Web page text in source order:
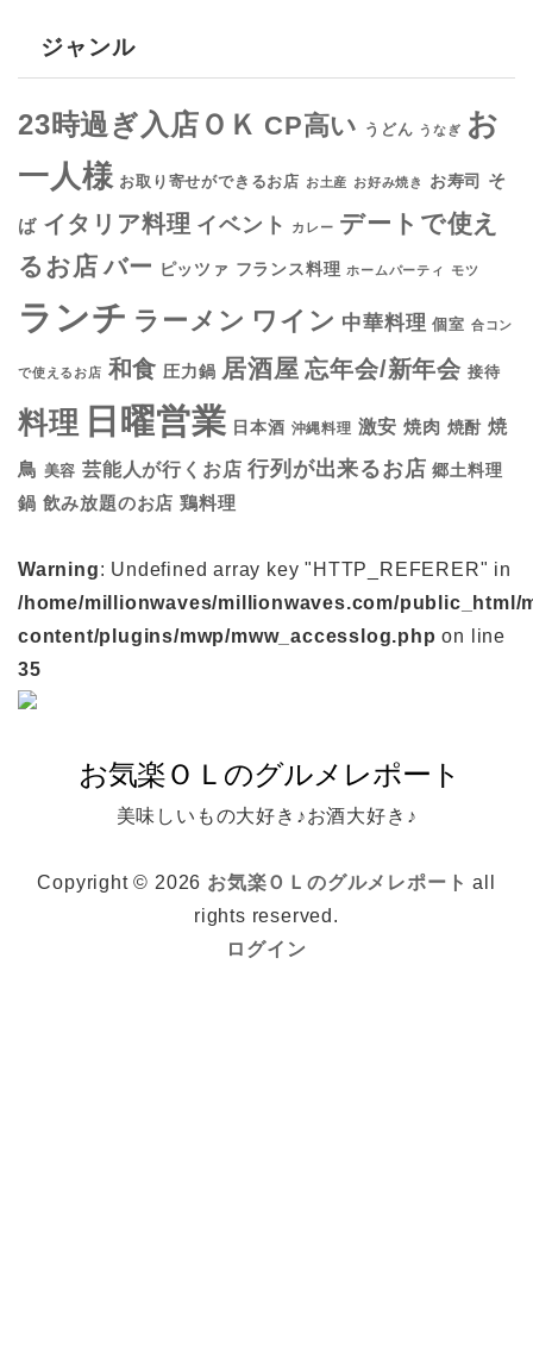
ジャンル
23時過ぎ入店ＯＫ CP高い うどん うなぎ お
一人様 お取り寄せができるお店 お土産 お好み焼き お寿司 そ
ば イタリア料理 イベント カレー デートで使え
るお店 バー ピッツァ フランス料理 ホームパーティ モツ
ランチ ラーメン ワイン 中華料理 個室 合コン
で使えるお店 和食 圧力鍋 居酒屋 忘年会/新年会 接待
料理 日曜営業 日本酒 沖縄料理 激安 焼肉 焼酎 焼
鳥 美容 芸能人が行くお店 行列が出来るお店 郷土料理
鍋 飲み放題のお店 鶏料理
Warning: Undefined array key "HTTP_REFERER" in
/home/millionwaves/millionwaves.com/public_html/
content/plugins/mwp/mww_accesslog.php on line
35
美味しいもの大好き♪お酒大好き♪
Copyright © 2026 お気楽ＯＬのグルメレポート all
rights reserved.
ログイン